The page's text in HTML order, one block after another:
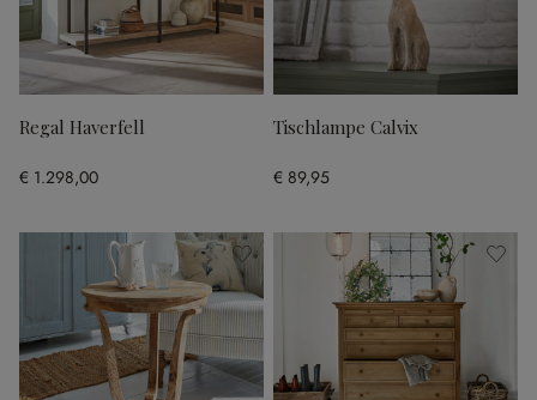
Regal Haverfell
€ 1.298,00
Tischlampe Calvix
€ 89,95